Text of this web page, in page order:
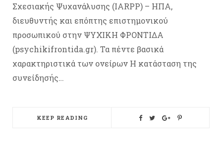
Σχεσιακής Ψυχανάλυσης (IARPP) – ΗΠΑ,
διευθυντής και επόπτης επιστημονικού
προσωπικού στην ΨΥΧΙΚΗ ΦΡΟΝΤΙΔΑ
(psychikifrontida.gr). Τα πέντε βασικά
χαρακτηριστικά των ονείρων Η κατάσταση της
συνείδησής…
KEEP READING